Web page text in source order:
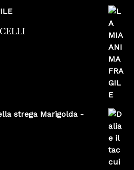
strega Marigolda -